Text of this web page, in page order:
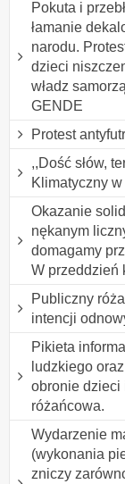
Pokuta i
łamanie
narodu.
dzieci
władz
GENDE
Protest
,,Dość słów,
Klimatyczny w
Okazanie
nękanym
domagamy
W przeddzień
Publiczny
intencji
Pikieta
ludzkiego
obronie dzieci
różańcowa.
Wydarzenie
(wykonania
zniczy